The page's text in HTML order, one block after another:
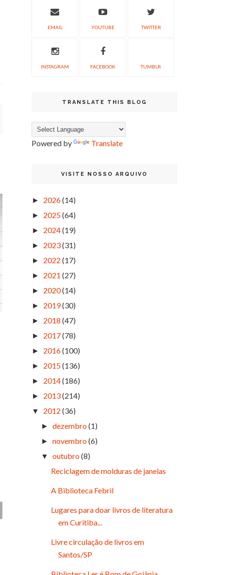
EMAIL YOUTUBE TWITTER
INSTAGRAM FACEBOOK TUMBLR
TRANSLATE THIS BLOG
Powered by Translate
VISITE NOSSO ARQUIVO
► 2026(14)
► 2025(64)
► 2024(19)
► 2023(31)
► 2022 (17)
► 2021 (27)
► 2020(14)
► 2019(30)
► 2018 (47)
► 2017(78)
► 2016(100)
► 2015(136)
► 2014(186)
► 2013(214)
▼ 2012 (36)
►dezembro(1)
►novembro(6)
▼ outubro(8)
Reciclagem de molduras de janelas
A Biblioteca Febril
Lugares para doar livros de literatura
em Curitiba...
Livre circulação de livros em
Santos/SP